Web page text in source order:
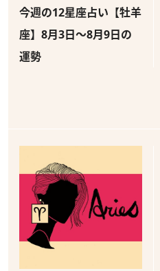
今週の12星座占い【牡羊
座】8月3日～8月9日の
運勢